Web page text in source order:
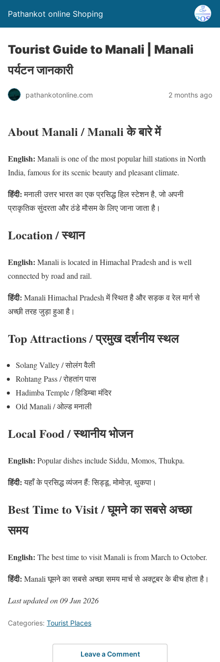
Pathankot online Shoping
Tourist Guide to Manali | Manali
पर्यटन जानकारी
pathankotonline.com 2 months ago
About Manali / Manali के बारे में
English: Manali is one of the most popular hill stations in North
India, famous for its scenic beauty and pleasant climate.
हिंदी:मनाली उत्तर भारत का एक प्रसिद्ध हिल स्टेशन है, जो अपनी
प्राकृतिक सुंदरता और ठंडे मौसम के लिए जाना जाता है।
Location / स्थान
English: Manali is located in Himachal Pradesh and is well
connected by road and rail.
हिंदी: Manali Himachal Pradesh में स्थित है और सड़क व रेल मार्ग से
अच्छी तरह जुड़ा हुआ है।
Top Attractions / प्रमुख दर्शनीय स्थल
Solang Valley / सोलंग वैली
Rohtang Pass / रोहतांग पास
Hadimba Temple / हिडिम्बा मंदिर
Old Manali / ओल्ड मनाली
Local Food / स्थानीय भोजन
English: Popular dishes include Siddu, Momos, Thukpa.
हिंदी:यहाँ के प्रसिद्ध व्यंजन हैं: सिड्डू, मोमोज़, थुकपा।
Best Time to Visit / घूमने का सबसे अच्छा
समय
English: The best time to visit Manali is from March to October.
हिंदी: Manali घूमने का सबसे अच्छा समय मार्च से अक्टूबर के बीच होता है।
Last updated on 09 Jun 2026
Categories: Tourist Places
Leave a Comment